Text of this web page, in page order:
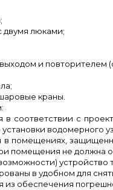
двумя люками;
и
краны.
в соответствии с
водомерного
помещениях,
помещения не должна
устройство
в удобном для
обеспечения